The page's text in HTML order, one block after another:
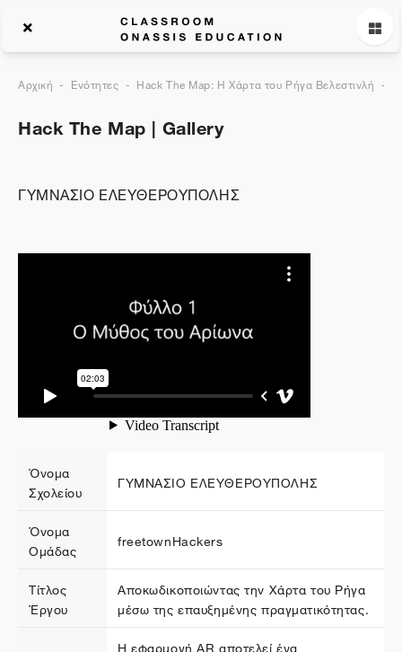
Αρχική Ενότητες Hack The Map: Η Χάρτα του Ρήγα Βελεστινλή
Hack The Map | Gallery
ΓΥΜΝΑΣΙΟ ΕΛΕΥΘΕΡΟΥΠΟΛΗΣ
Όνομα
Σχολείου
ΓΥΜΝΑΣΙΟ ΕΛΕΥΘΕΡΟΥΠΟΛΗΣ
Όνομα
Ομάδας
freetownHackers
Τίτλος
Έργου
Αποκωδικοποιώντας την Χάρτα του Ρήγα
μέσω της επαυξημένης πραγματικότητας.
Η εφαρμογή AR αποτελεί ένα